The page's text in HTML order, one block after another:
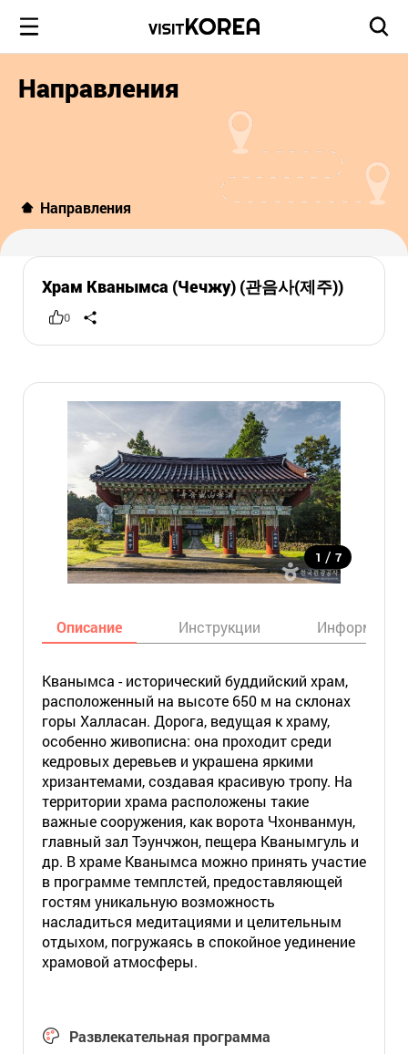
Направления
Направления
Храм Кванымса (Чечжу) (관음사(제주))
0
1 / 7
Описание Инструкции Информация
Кванымса - исторический буддийский храм,
расположенный на высоте 650 м на склонах
горы Халласан. Дорога, ведущая к храму,
особенно живописна: она проходит среди
кедровых деревьев и украшена яркими
хризантемами, создавая красивую тропу. На
территории храма расположены такие
важные сооружения, как ворота Чхонванмун,
главный зал Тэунчжон, пещера Кванымгуль и
др. В храме Кванымса можно принять участие
в программе темплстей, предоставляющей
гостям уникальную возможность
насладиться медитациями и целительным
отдыхом, погружаясь в спокойное уединение
храмовой атмосферы.
Развлекательная программа